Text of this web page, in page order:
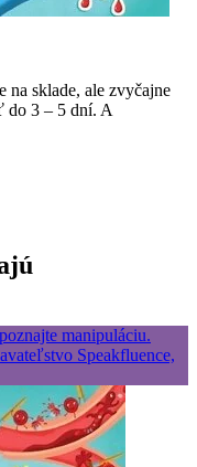
na sklade, ale zvyčajne
do 3 – 5 dní. A